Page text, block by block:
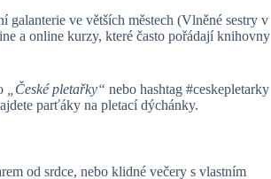
ve větších městech (Vlněné sestry v
a online kurzy, které často pořádají knihovny
„České pletařky“ nebo hashtag #ceskepletarky
parťáky na pletací dýchánky.
od srdce, nebo klidné večery s vlastním